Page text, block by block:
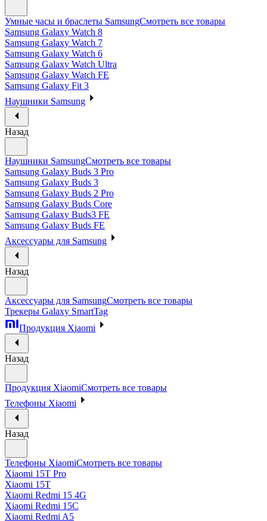
Умные часы и браслеты SamsungСмотреть все товары
Samsung Galaxy Watch 8
Samsung Galaxy Watch 7
Samsung Galaxy Watch 6
Samsung Galaxy Watch Ultra
Samsung Galaxy Watch FE
Samsung Galaxy Fit 3
Наушники Samsung
Назад
Наушники SamsungСмотреть все товары
Samsung Galaxy Buds 3 Pro
Samsung Galaxy Buds 3
Samsung Galaxy Buds 2 Pro
Samsung Galaxy Buds Core
Samsung Galaxy Buds3 FE
Samsung Galaxy Buds FE
Аксессуары для Samsung
Назад
Аксессуары для SamsungСмотреть все товары
Трекеры Galaxy SmartTag
Продукция Xiaomi
Назад
Продукция XiaomiСмотреть все товары
Телефоны Xiaomi
Назад
Телефоны XiaomiСмотреть все товары
Xiaomi 15T Pro
Xiaomi 15T
Xiaomi Redmi 15 4G
Xiaomi Redmi 15C
Xiaomi Redmi A5